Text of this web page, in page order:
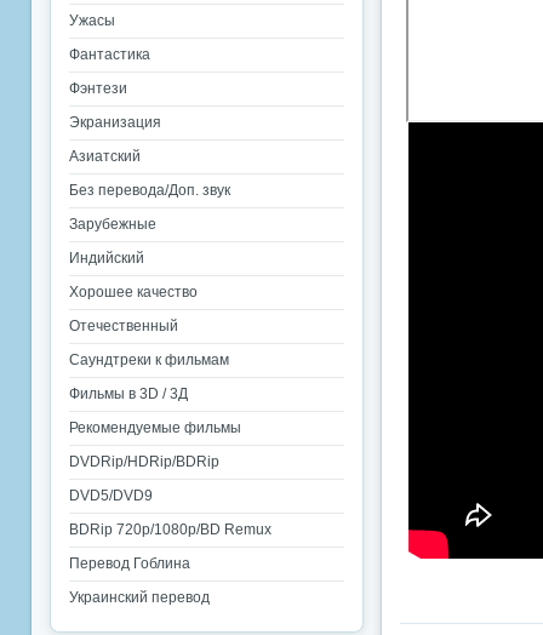
Ужасы
Фантастика
Фэнтези
Экранизация
Азиатский
Без перевода/Доп. звук
Зарубежные
Индийский
Хорошее качество
Отечественный
Саундтреки к фильмам
Фильмы в 3D / 3Д
Рекомендуемые фильмы
DVDRip/HDRip/BDRip
DVD5/DVD9
BDRip 720p/1080p/BD Remux
Перевод Гоблина
Украинский перевод